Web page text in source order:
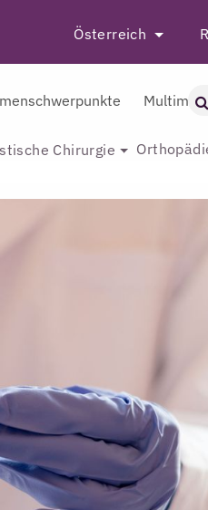
Österreich
Multimedia
Chirurgie